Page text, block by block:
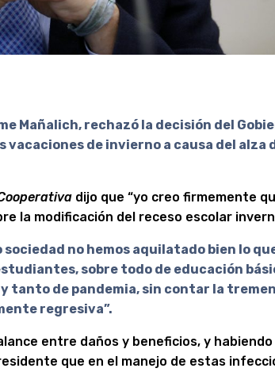
Mañalich, rechazó la decisión del
de invierno a causa del alza
dijo que “yo creo firmemente
la modificación del receso escolar
no hemos aquilatado bien lo
sobre todo de educación
tanto de pandemia, sin contar la
regresiva”.
entre daños y beneficios, y habiendo
que en el manejo de estas